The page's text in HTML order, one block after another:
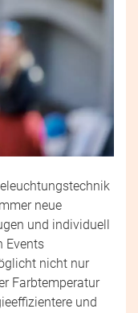
neue
und individuell
Events
nicht nur
Farbtemperatur
und